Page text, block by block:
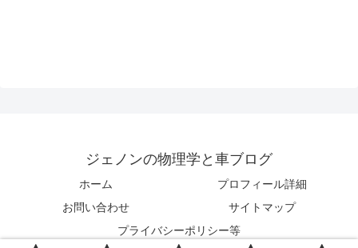
ジェノンの物理学と車ブログ
ホーム
プロフィール詳細
お問い合わせ
サイトマップ
プライバシーポリシー等